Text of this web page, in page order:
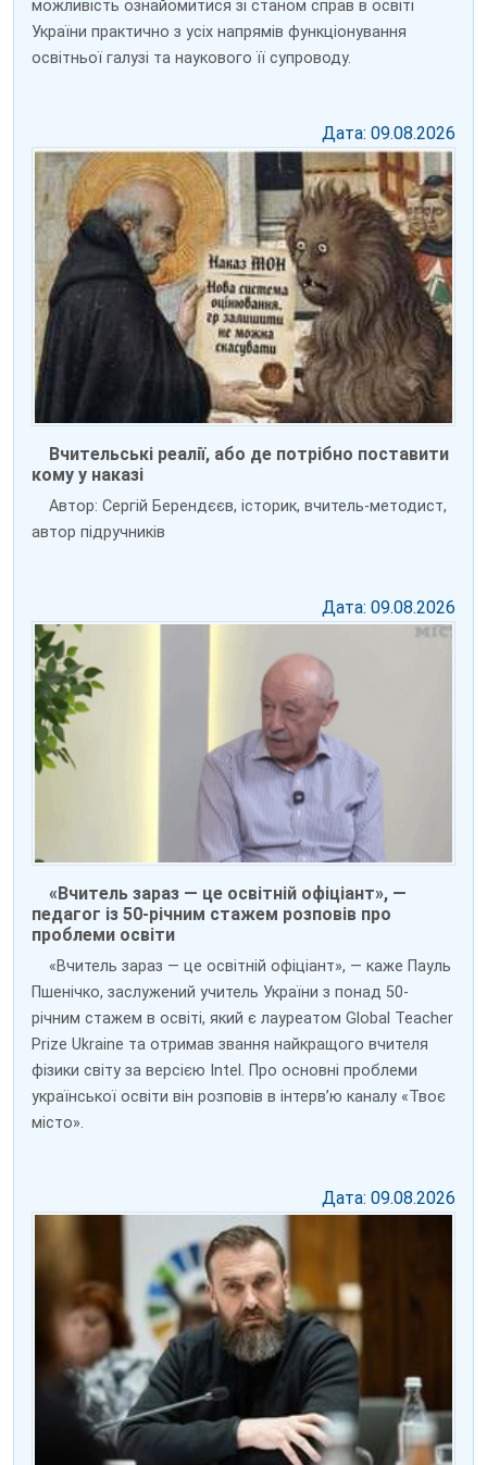
можливість ознайомитися зі станом справ в освіті
України практично з усіх напрямів функціонування
освітньої галузі та наукового її супроводу.
Дата: 09.08.2026
Вчительські реалії, або де потрібно поставити
кому у наказі
Автор: Сергій Берендєєв, історик, вчитель-методист,
автор підручників
Дата: 09.08.2026
«Вчитель зараз — це освітній офіціант», —
педагог із 50-річним стажем розповів про
проблеми освіти
«Вчитель зараз — це освітній офіціант», — каже Пауль
Пшенічко, заслужений учитель України з понад 50-
річним стажем в освіті, який є лауреатом Global Teacher
Prize Ukraine та отримав звання найкращого вчителя
фізики світу за версією Intel. Про основні проблеми
української освіти він розповів в інтерв’ю каналу «Твоє
місто».
Дата: 09.08.2026